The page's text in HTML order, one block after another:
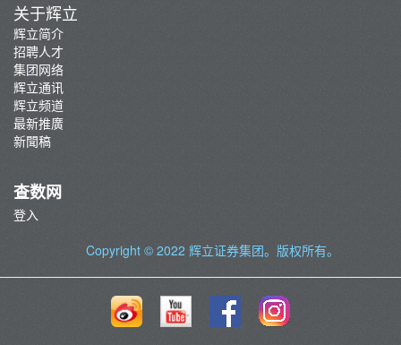
关于辉立
辉立简介
招聘人才
集团网络
辉立通讯
辉立频道
最新推廣
新聞稿
查数网
登入
Copyright © 2022 辉立证券集团。版权所有。